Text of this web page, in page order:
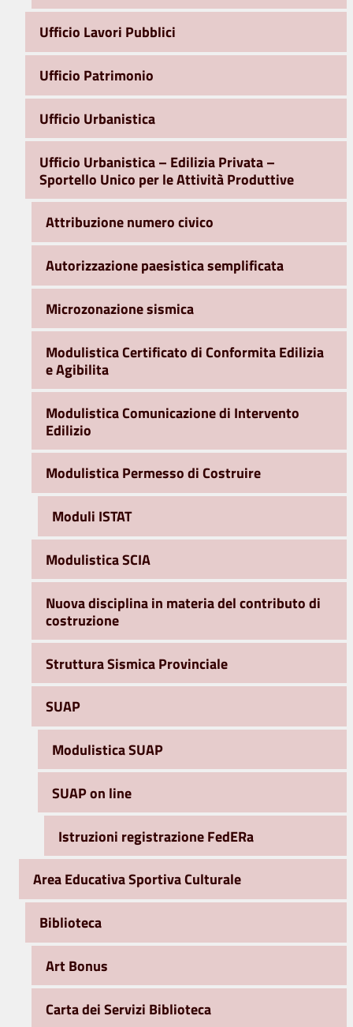
Ufficio Lavori Pubblici
Ufficio Patrimonio
Ufficio Urbanistica
Ufficio Urbanistica – Edilizia Privata –
Sportello Unico per le Attività Produttive
Attribuzione numero civico
Autorizzazione paesistica semplificata
Microzonazione sismica
Modulistica Certificato di Conformita Edilizia
e Agibilita
Modulistica Comunicazione di Intervento
Edilizio
Modulistica Permesso di Costruire
Moduli ISTAT
Modulistica SCIA
Nuova disciplina in materia del contributo di
costruzione
Struttura Sismica Provinciale
SUAP
Modulistica SUAP
SUAP on line
Istruzioni registrazione FedERa
Area Educativa Sportiva Culturale
Biblioteca
Art Bonus
Carta dei Servizi Biblioteca